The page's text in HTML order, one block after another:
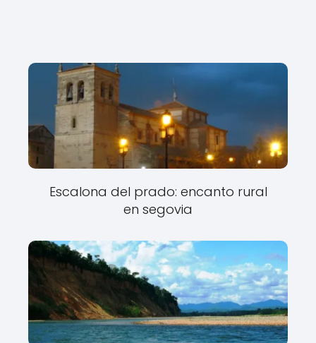
Escalona del prado: encanto rural
en segovia